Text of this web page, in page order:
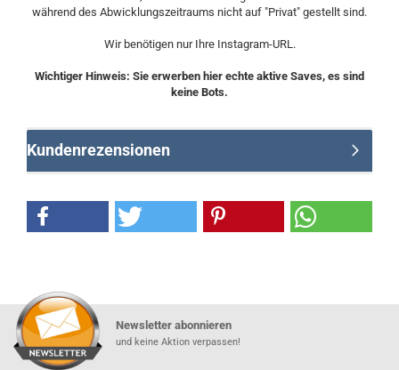
während des Abwicklungszeitraums nicht auf "Privat" gestellt sind.
Wir benötigen nur Ihre Instagram-URL.
Wichtiger Hinweis: Sie erwerben hier echte aktive Saves, es sind
keine Bots.
Kundenrezensionen
Newsletter abonnieren
und keine Aktion verpassen!